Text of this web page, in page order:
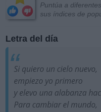
Puntúa a
sus índices de
Letra del día
Si quiero un cielo nuevo,
empiezo yo primero
y elevo una alabanza
Para cambiar el mundo,